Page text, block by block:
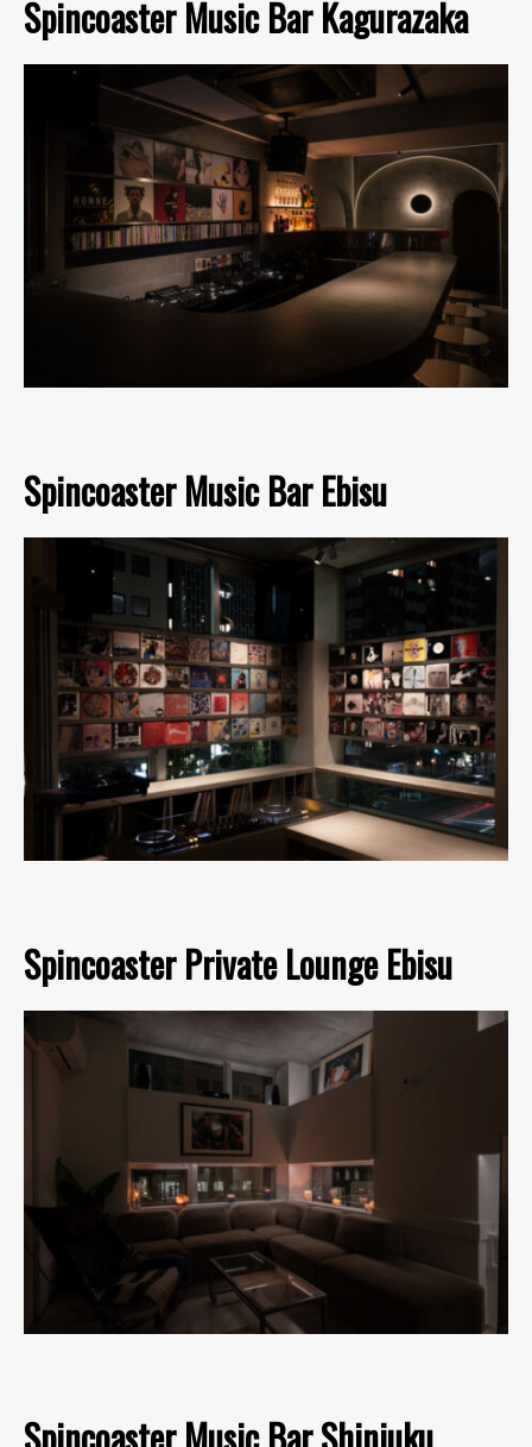
Spincoaster Music Bar Kagurazaka
Spincoaster Music Bar Ebisu
Spincoaster Private Lounge Ebisu